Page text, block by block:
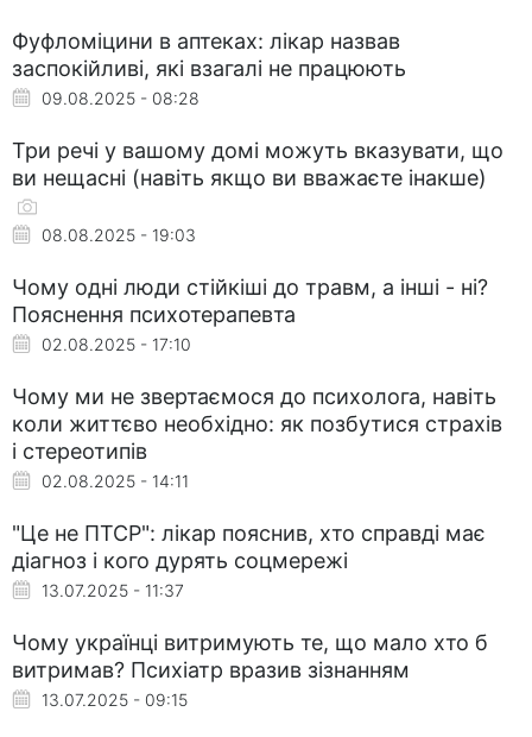
Фуфломіцини в аптеках: лікар назвав
заспокійливі, які взагалі не працюють
09.08.2025 - 08:28
Три речі у вашому домі можуть вказувати, що
ви нещасні (навіть якщо ви вважаєте інакше)
08.08.2025 - 19:03
Чому одні люди стійкіші до травм, а інші - ні?
Пояснення психотерапевта
02.08.2025 - 17:10
Чому ми не звертаємося до психолога, навіть
коли життєво необхідно: як позбутися страхів
і стереотипів
02.08.2025 - 14:11
"Це не ПТСР": лікар пояснив, хто справді має
діагноз і кого дурять соцмережі
13.07.2025 - 11:37
Чому українці витримують те, що мало хто б
витримав? Психіатр вразив зізнанням
13.07.2025 - 09:15